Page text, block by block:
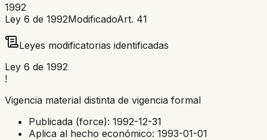
1992
Ley 6 de 1992ModificadoArt. 41
Leyes modificatorias identificadas
Ley 6 de 1992
!
Vigencia material distinta de vigencia formal
Publicada (force): 1992-12-31
Aplica al hecho económico: 1993-01-01